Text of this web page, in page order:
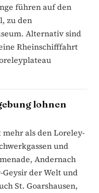
führen auf den
zu den
Alternativ sind
Rheinschifffahrt
lohnen
als den Loreley-
und
Andernach
der Welt und
St. Goarshausen,